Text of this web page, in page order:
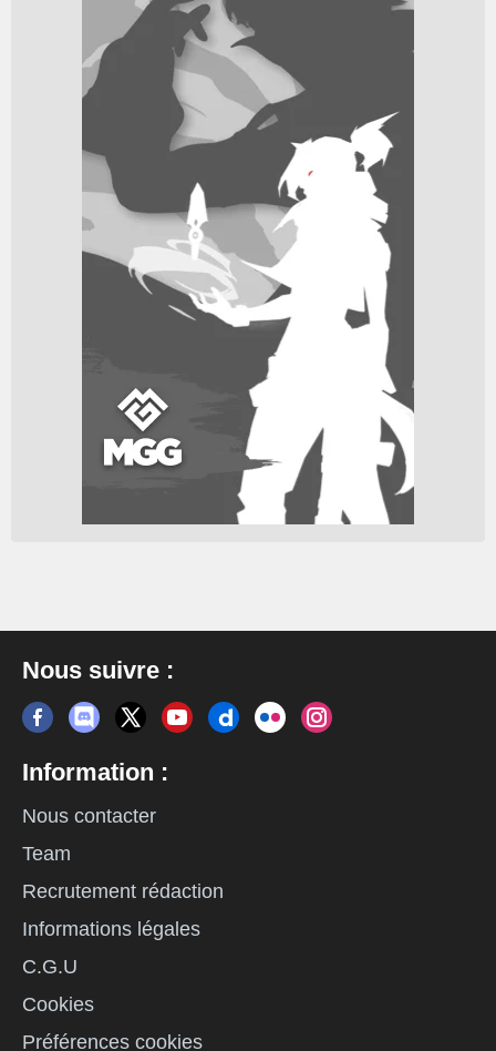
Nous suivre :
Information :
Nous contacter
Team
Recrutement rédaction
Informations légales
C.G.U
Cookies
Préférences cookies